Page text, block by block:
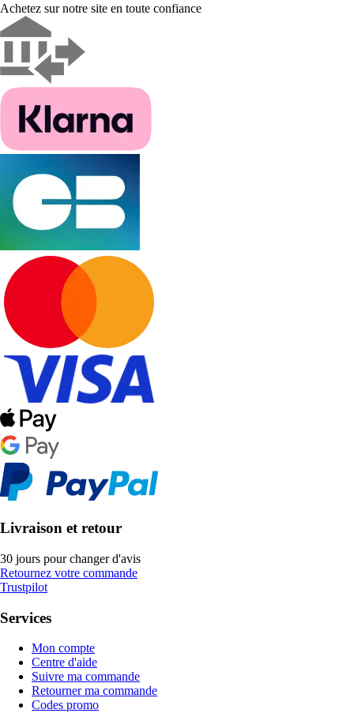
Achetez sur notre site en toute confiance
Livraison et retour
30 jours pour changer d'avis
Retournez votre commande
Trustpilot
Services
Mon compte
Centre d'aide
Suivre ma commande
Retourner ma commande
Codes promo